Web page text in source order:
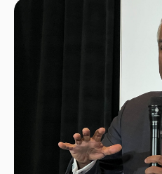
사례가 대표적이다. 2분기 실적 발표 이
가까이 폭락하며 시장에 큰 충격을 안
대비 27% 증가한 매출에 ARR(연간 반
수는 기록적으로 증가했고, CRM(고객
1억달러(약 1380억원)를 달성했다. 그
영업이익률 전망치가 투자자들의 불안
확산에 따른 거대한 패러다임 변화가
것이란 전망이 오버랩되며 기록적인 폭
아니라 CRM의 대명사 세일즈포스
(Atlassian), 크리에이티브 소프트웨어
SaaS 기업들의 주가가 동반 하락했고,
역시 12일 주가가 급락했다. 이는 이 현